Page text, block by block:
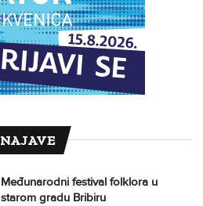
NAJAVE
Međunarodni festival folklora u
starom gradu Bribiru